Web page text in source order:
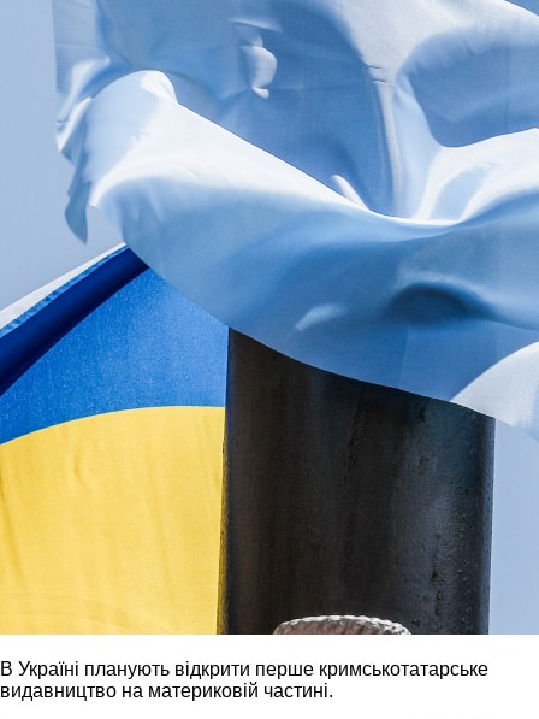
В Україні планують відкрити перше кримськотатарське
видавництво на материковій частині.